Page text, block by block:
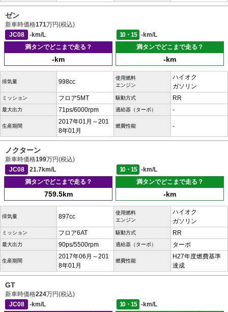
ゼン
新車時価格171万円(税込)
JC08
-km/L 10・15
-km/L
満タンでどこまで走る？
-km
満タンでどこまで走る？
-km
排気量 998cc
使用燃料
エンジン
ハイオク
ガソリン
ミッション フロア5MT 駆動方式 RR
最大出力 71ps/6000rpm 過給器（ターボ） -
生産期間
2017年01月～201
8年01月
燃費性能 -
ノクターン
新車時価格199万円(税込)
JC08
21.7km/L 10・15
-km/L
満タンでどこまで走る？
759.5km
満タンでどこまで走る？
-km
排気量 897cc
使用燃料
エンジン
ハイオク
ガソリン
ミッション フロア6AT 駆動方式 RR
最大出力 90ps/5500rpm 過給器（ターボ） ターボ
生産期間
2017年06月～201
8年01月
燃費性能
H27年度燃費基準
達成
GT
新車時価格224万円(税込)
JC08
-km/L 10・15
-km/L